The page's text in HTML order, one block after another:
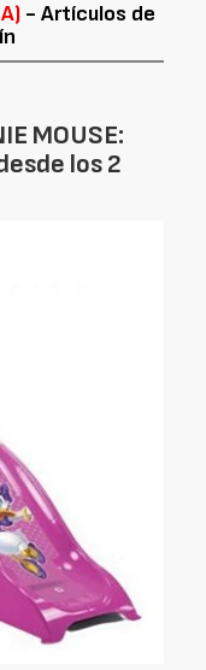
- Artículos de
MOUSE:
los 2